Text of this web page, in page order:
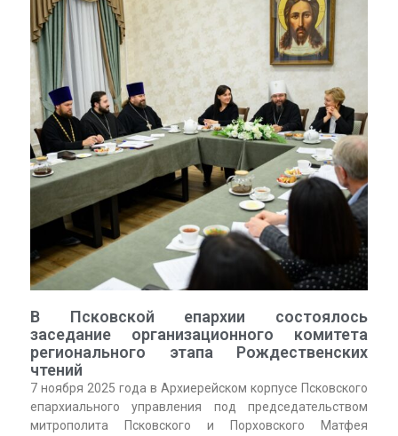
В Псковской епархии состоялось
заседание организационного комитета
регионального этапа Рождественских
чтений
7 ноября 2025 года в Архиерейском корпусе Псковского
епархиального управления под председательством
митрополита Псковского и Порховского Матфея